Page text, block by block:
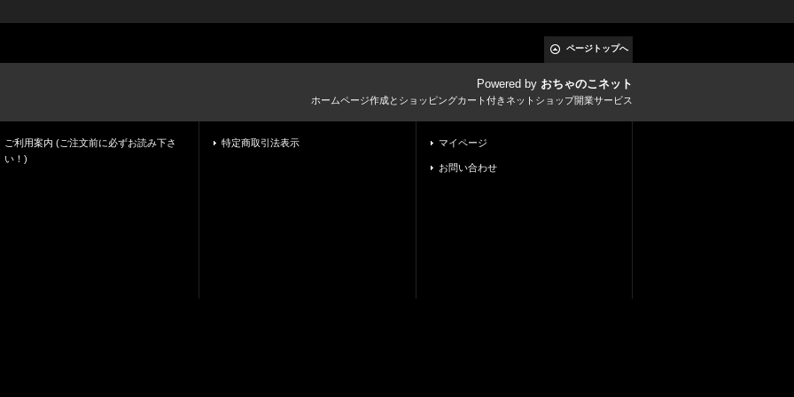
ページトップへ
Powered by おちゃのこネット
ホームページ作成とショッピングカート付きネットショップ開業サービス
ご利用案内 (ご注文前に必ずお読み下さ
い！)
特定商取引法表示 マイページ
お問い合わせ